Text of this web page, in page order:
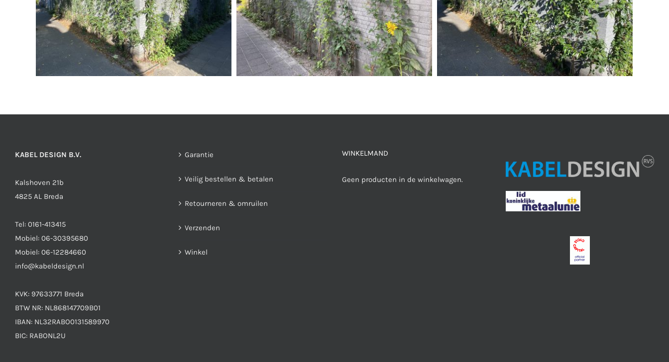
KABEL DESIGN B.V.
Kalshoven 21b
4825 AL Breda
Tel: 0161-413415
Mobiel: 06-30395680
Mobiel: 06-12284660
info@kabeldesign.nl
KVK: 97633771 Breda
BTW NR: NL868147709B01
IBAN: NL32RABO0131589970
BIC: RABONL2U
Garantie
Veilig bestellen & betalen
Retourneren & omruilen
Verzenden
Winkel
WINKELMAND
Geen producten in de winkelwagen.